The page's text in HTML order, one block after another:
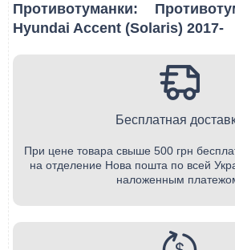
Противотуманки:
Hyundai Accent (Solaris) 2017-
Бесплатная
При цене товара свыше 500 грн
на отделение Нова пошта по всей
наложенным